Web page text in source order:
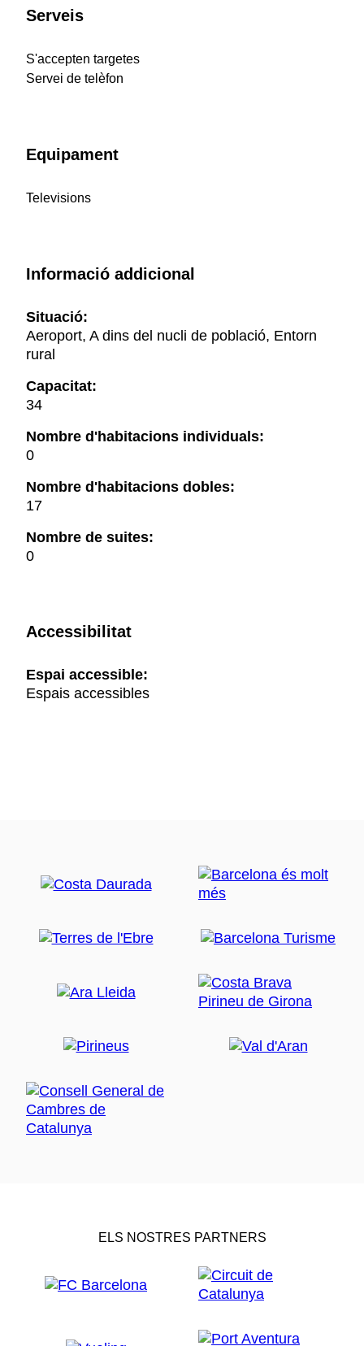
Serveis
S'accepten targetes
Servei de telèfon
Equipament
Televisions
Informació addicional
Situació:
Aeroport, A dins del nucli de població, Entorn
rural
Capacitat:
34
Nombre d'habitacions individuals:
0
Nombre d'habitacions dobles:
17
Nombre de suites:
0
Accessibilitat
Espai accessible:
Espais accessibles
ELS NOSTRES PARTNERS